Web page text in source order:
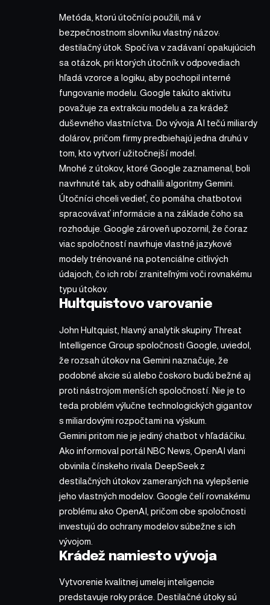
Metóda, ktorú útočníci použili, má v
bezpečnostnom slovníku vlastný názov:
destilačný útok. Spočíva v zadávaní opakujúcich
sa otázok, pri ktorých útočník v odpovediach
hľadá vzorce a logiku, aby pochopil interné
fungovanie modelu. Google takúto aktivitu
považuje za extrakciu modelu a za krádež
duševného vlastníctva. Do vývoja AI tečú miliardy
dolárov, pričom firmy predbiehajú jedna druhú v
tom, kto vytvorí užitočnejší model.
Mnohé z útokov, ktoré Google zaznamenal, boli
navrhnuté tak, aby odhalili algoritmy Gemini.
Útočníci chceli vedieť, čo pomáha chatbotovi
spracovávať informácie a na základe čoho sa
rozhoduje. Google zároveň upozornil, že čoraz
viac spoločností navrhuje vlastné jazykové
modely trénované na potenciálne citlivých
údajoch, čo ich robí zraniteľnými voči rovnakému
typu útokov.
Hultquistovo varovanie
John Hultquist, hlavný analytik skupiny Threat
Intelligence Group spoločnosti Google, uviedol,
že rozsah útokov na Gemini naznačuje, že
podobné akcie sú alebo čoskoro budú bežné aj
proti nástrojom menších spoločností. Nie je to
teda problém výlučne technologických gigantov
s miliardovými rozpočtami na výskum.
Gemini pritom nie je jediný chatbot v hľadáčiku.
Ako informoval portál NBC News, OpenAI vlani
obvinila čínskeho rivala DeepSeek z
destilačných útokov zameraných na vylepšenie
jeho vlastných modelov. Google čelí rovnakému
problému ako OpenAI, pričom obe spoločnosti
investujú do ochrany modelov súbežne s ich
vývojom.
Krádež namiesto vývoja
Vytvorenie kvalitnej umelej inteligencie
predstavuje roky práce. Destilačné útoky sú